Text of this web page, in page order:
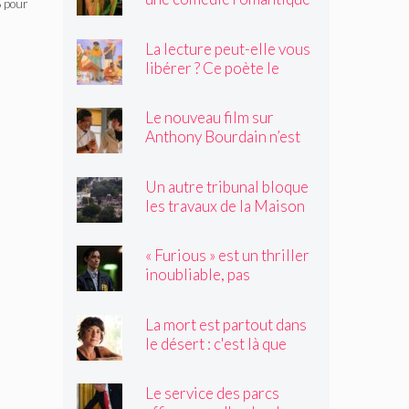
pour
La lecture peut-elle vous
libérer ? Ce poète le
Le nouveau film sur
Anthony Bourdain n’est
Un autre tribunal bloque
les travaux de la Maison
suprême
« Furious » est un thriller
inoubliable, pas
La mort est partout dans
le désert : c'est là que
Le service des parcs